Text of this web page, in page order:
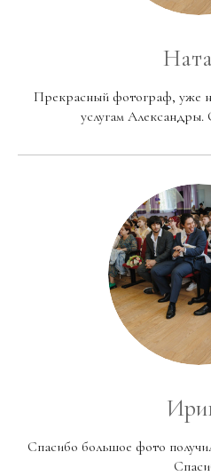
Прекрасный фотограф, уже
услугам Александры.
Спасибо большое фото